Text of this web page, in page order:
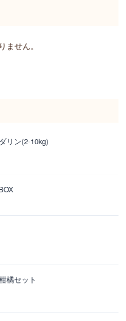
せん。
リン(2-10kg)
価
格
橘セット
価